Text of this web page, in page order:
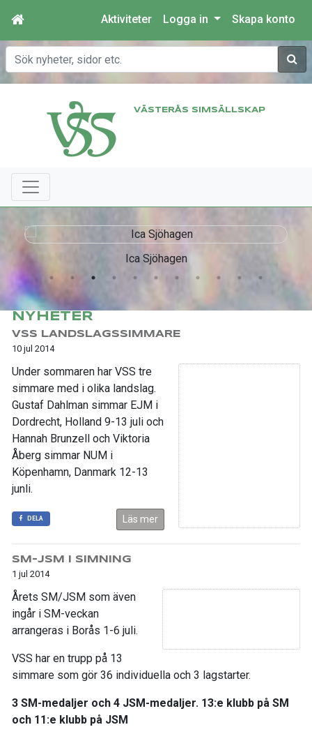
Aktiviteter Logga in Skapa konto
Sök
VÄSTERÅS SIMSÄLLSKAP
Ica Sjöhagen
NYHETER
VSS LANDSLAGSSIMMARE
10 jul 2014
Under sommaren har VSS tre
simmare med i olika landslag.
Gustaf Dahlman simmar EJM i
Dordrecht, Holland 9-13 juli och
Hannah Brunzell och Viktoria
Åberg simmar NUM i
Köpenhamn, Danmark 12-13
junli.
DELA Läs mer
SM-JSM I SIMNING
1 jul 2014
Årets SM/JSM som även
ingår i SM-veckan
arrangeras i Borås 1-6 juli.
VSS har en trupp på 13
simmare som gör 36 individuella och 3 lagstarter.
3 SM-medaljer och 4 JSM-medaljer. 13:e klubb på SM
och 11:e klubb på JSM